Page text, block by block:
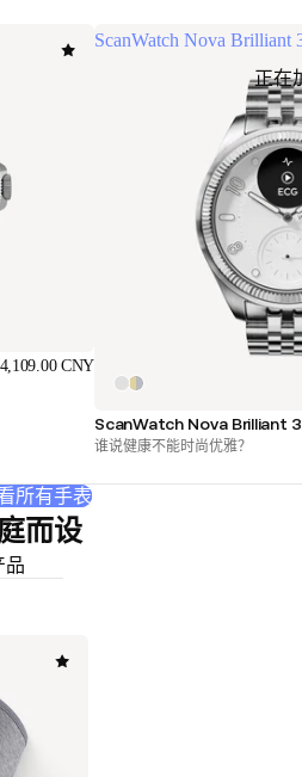
正在
CNY
ScanWatch Nova Brilliant
ScanWatch Nova Brilliant
谁说健康不能时尚优雅？
所有手表
而设
品